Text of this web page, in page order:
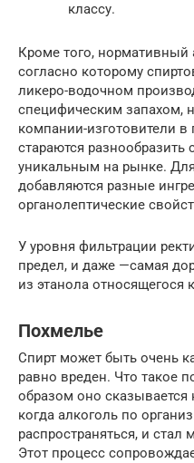
классу.
Кроме того, нормативный
согласно которому
ликеро-водочном
специфическим запахом,
компании-изготовители в
стараются разнообразить
уникальным на рынке.
добавляются разные
органолептические
У уровня фильтрации
предел, и даже —самая
из этанола относящегося
Похмелье
Спирт может быть очень
равно вреден. Что такое
образом оно сказывается
когда алкоголь по
распространяться, и стал
Этот процесс